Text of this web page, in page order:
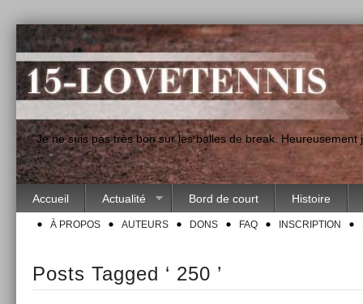
"Je ne suis pas très bon sur les balles de break.
Accueil Actualité Bord de court Histoire
À PROPOS AUTEURS DONS FAQ INSCRIPTION
Posts Tagged ‘ 250 ’